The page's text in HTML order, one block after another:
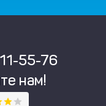
55-76
нам!